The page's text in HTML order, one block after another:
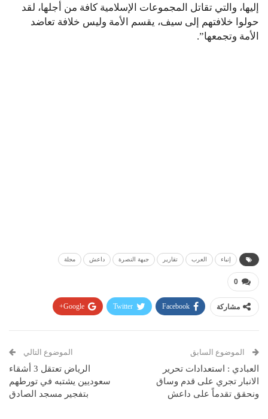
إليها، والتي تقاتل المجموعات الإسلامية كافة من أجلها، لقد
حولوا خلافتهم إلى سيف، يقسم الأمة وليس خلافة تعاضد
الأمة وتجمعها”.
إنباء العرب تقارير جبهة النصرة داعش مجلة
0
مشاركة Facebook
Twitter
Google+
البريد الإلكتروني
الموضوع السابق
العبادي : استعدادات تحرير
الانبار تجري على قدم وساق
ونحقق تقدماً على داعش
الموضوع التالي
الرياض تعتقل 3 أشقاء
سعوديين يشتبه في تورطهم
بتفجير مسجد الصادق